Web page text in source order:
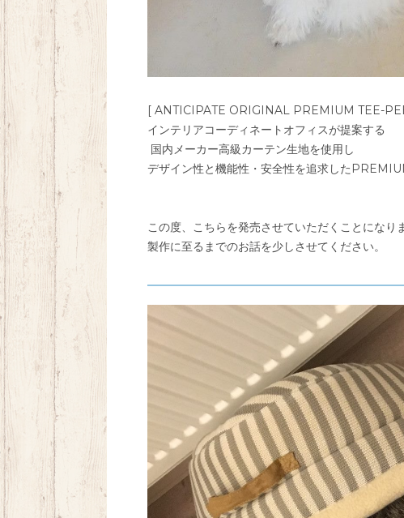
[ ANTICIPATE ORIGINAL PREMIUM TEE-
インテリアコーディネートオフィスが提案する
国内メーカー高級カーテン生地を使用し
デザイン性と機能性・安全性を追求した
この度、こちらを発売させていただくことになり
製作に至るまでのお話を少しさせてください。